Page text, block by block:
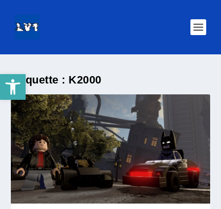
Ouvrir la barre d’outilsÉtiquette : K2000